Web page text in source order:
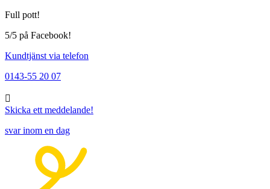
Full pott!
5/5 på Facebook!
Kundtjänst via telefon
0143-55 20 07
Skicka ett meddelande!
svar inom en dag